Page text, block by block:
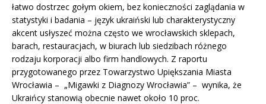
łatwo dostrzec gołym okiem, bez konieczności zaglądania w
statystyki i badania – język ukraiński lub charakterystyczny
akcent usłyszeć można często we wrocławskich sklepach,
barach, restauracjach, w biurach lub siedzibach różnego
rodzaju korporacji albo firm handlowych. Z raportu
przygotowanego przez Towarzystwo Upiększania Miasta
Wrocławia – „Migawki z Diagnozy Wrocławia” – wynika, że
Ukraińcy stanowią obecnie nawet około 10 proc.